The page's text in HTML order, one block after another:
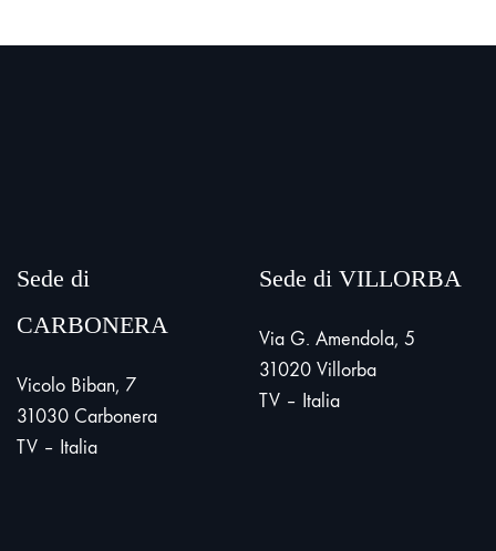
Sede di
CARBONERA
Vicolo Biban, 7
31030 Carbonera
TV – Italia
Sede di VILLORBA
Via G. Amendola, 5
31020 Villorba
TV – Italia